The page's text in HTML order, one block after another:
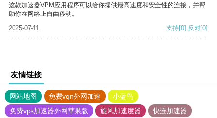
这款加速器VPM应用程序可以给你提供最高速度和安全性的连接，并帮
助你在网络上自由移动。
2025-07-11
支持[0] 反对[0]
友情链接
网站地图 免费vqn外网加速
小蓝鸟
免费vps加速器外网苹果版
旋风加速度器
快连加速器